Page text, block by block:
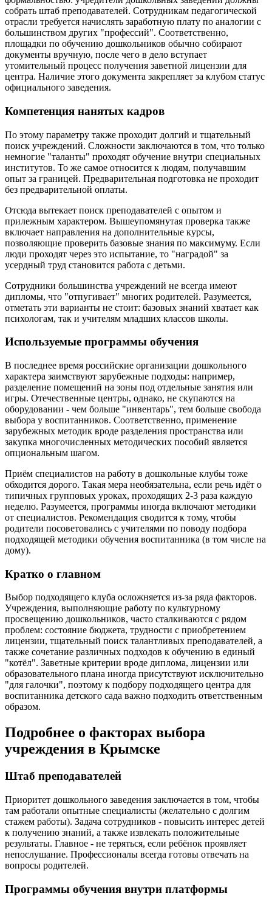
собрать штаб преподавателей. Сотрудникам педагогической
отрасли требуется начислять заработную плату по аналогии с
большинством других "профессий". Соответственно,
площадки по обучению дошкольников обычно собирают
документы вручную, после чего в дело вступает
утомительный процесс получения заветной лицензии для
центра. Наличие этого документа закрепляет за клубом статус
официального заведения.
Компетенция нанятых кадров
По этому параметру также проходит долгий и тщательный
поиск учреждений. Сложности заключаются в том, что только
немногие "таланты" проходят обучение внутри специальных
институтов. То же самое относится к людям, получавшим
опыт за границей. Предварительная подготовка не проходит
без предварительной оплаты.
Отсюда вытекает поиск преподавателей с опытом и
прилежным характером. Вышеупомянутая проверка также
включает направления на дополнительные курсы,
позволяющие проверить базовые знания по максимуму. Если
люди проходят через это испытание, то "наградой" за
усердный труд становится работа с детьми.
Сотрудники большинства учреждений не всегда имеют
дипломы, что "отпугивает" многих родителей. Разумеется,
отметать эти варианты не стоит: базовых знаний хватает как
психологам, так и учителям младших классов школы.
Используемые программы обучения
В последнее время российские организации дошкольного
характера заимствуют зарубежные подходы: например,
разделение помещений на зоны под отдельные занятия или
игры. Отечественные центры, однако, не скупаются на
оборудовании - чем больше "инвентарь", тем больше свобода
выбора у воспитанников. Соответственно, применение
зарубежных методик вроде разделения пространства или
закупка многочисленных методических пособий является
опциональным шагом.
Приём специалистов на работу в дошкольные клубы тоже
обходится дорого. Такая мера необязательна, если речь идёт о
типичных групповых уроках, проходящих 2-3 раза каждую
неделю. Разумеется, программы иногда включают методики
от специалистов. Рекомендация сводится к тому, чтобы
родители посоветовались с учителями по поводу подбора
подходящей методики обучения воспитанника (в том числе на
дому).
Кратко о главном
Выбор подходящего клуба осложняется из-за ряда факторов.
Учреждения, выполняющие работу по культурному
просвещению дошкольников, часто сталкиваются с рядом
проблем: состояние бюджета, трудности с приобретением
лицензии, тщательный поиск талантливых преподавателей, а
также сочетание различных подходов к обучению в единый
"котёл". Заветные критерии вроде диплома, лицензии или
образовательного плана иногда присутствуют исключительно
"для галочки", поэтому к подбору подходящего центра для
воспитанника детского сада важно подходить ответственным
образом.
Подробнее о факторах выбора
учреждения в Крымске
Штаб преподавателей
Приоритет дошкольного заведения заключается в том, чтобы
там работали опытные специалисты (желательно с долгим
стажем работы). Задача сотрудников - повысить интерес детей
к получению знаний, а также извлекать положительные
результаты. Главное - не теряться, если ребёнок проявляет
непослушание. Профессионалы всегда готовы отвечать на
вопросы родителей.
Программы обучения внутри платформы